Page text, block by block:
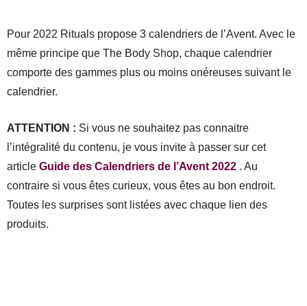
Pour 2022 Rituals propose 3 calendriers de l’Avent. Avec le
même principe que The Body Shop, chaque calendrier
comporte des gammes plus ou moins onéreuses suivant le
calendrier.
ATTENTION : Si vous ne souhaitez pas connaitre
l’intégralité du contenu, je vous invite à passer sur cet
article Guide des Calendriers de l’Avent 2022 . Au
contraire si vous êtes curieux, vous êtes au bon endroit.
Toutes les surprises sont listées avec chaque lien des
produits.